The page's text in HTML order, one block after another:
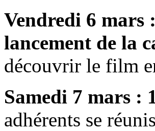
Vendredi 6 mars
lancement de la
découvrir le film
Samedi 7 mars :
adhérents se